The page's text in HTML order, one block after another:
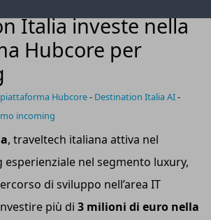
Italia investe nella
Hubcore per
Hubcore- Destination Italia AI-
incoming
, traveltech italiana attiva nel
nel segmento luxury,
di sviluppo nell’area IT
più di 3 milioni di euro nella